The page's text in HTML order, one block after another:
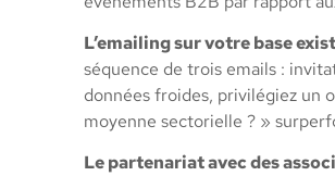
L’emailing sur votre base
séquence de trois emails :
données froides, privilégiez un
moyenne sectorielle ? »
Le partenariat avec des